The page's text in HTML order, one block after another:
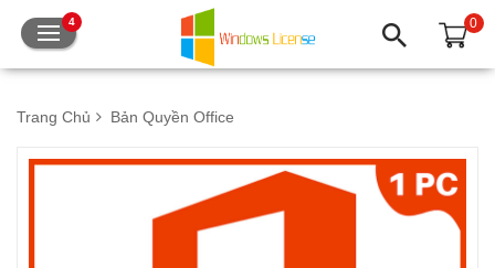
4 0
Trang Chủ Bản Quyền Office